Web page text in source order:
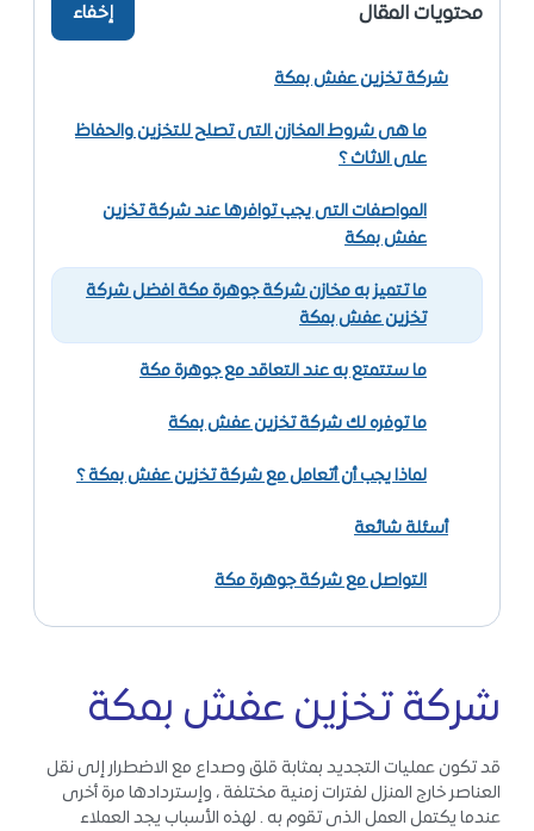
محتويات المقال إخفاء
شركة تخزين عفش بمكة
ما هى شروط المخازن التى تصلح للتخزين والحفاظ
على الاثاث ؟
المواصفات التى يجب توافرها عند شركة تخزين
عفش بمكة
ما تتميز به مخازن شركة جوهرة مكة افضل شركة
تخزين عفش بمكة
ما ستتمتع به عند التعاقد مع جوهرة مكة
ما توفره لك شركة تخزين عفش بمكة
لماذا يجب أن أتعامل مع شركة تخزين عفش بمكة ؟
أسئلة شائعة
التواصل مع شركة جوهرة مكة
شركة تخزين عفش بمكة
قد تكون عمليات التجديد بمثابة قلق وصداع مع الاضطرار إلى نقل
العناصر خارج المنزل لفترات زمنية مختلفة ، وإستردادها مرة أخرى
عندما يكتمل العمل الذى تقوم به . لهذه الأسباب يجد العملاء